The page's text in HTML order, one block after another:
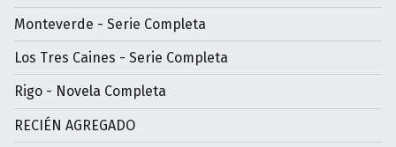
Monteverde - Serie Completa
Los Tres Caines - Serie Completa
Rigo - Novela Completa
RECIÉN AGREGADO